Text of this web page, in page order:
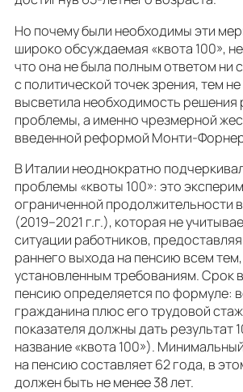
Но почему были необходимы эти
широко обсуждаемая «квота 100»,
что она не была полным ответом ни
с политической точек зрения, тем
высветила необходимость решения
проблемы, а именно чрезмерной
введенной реформой Монти-
В Италии неоднократно
проблемы «квоты 100»: это
ограниченной продолжительности
(2019–2021 г.г.), которая не
ситуации работников,
раннего выхода на пенсию всем
установленным требованиям. Срок
пенсию определяется по формуле:
гражданина плюс его трудовой
показателя должны дать результат
название «квота 100»).
на пенсию составляет 62 года, в
должен быть не менее 38 лет.